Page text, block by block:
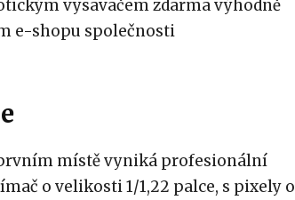
vysavačem zdarma výhodně
e-shopu společnosti
místě vyniká profesionální
o velikosti 1/1,22 palce, s pixely o